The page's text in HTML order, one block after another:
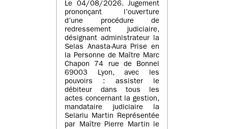
Le 04/08/2026. Jugement
prononçant l’ouverture
d’une procédure de
redressement judiciaire,
désignant administrateur la
Selas Anasta-Aura Prise en
la Personne de Maître Marc
Chapon 74 rue de Bonnel
69003 Lyon, avec les
pouvoirs : assister le
débiteur dans tous les
actes concernant la gestion,
mandataire judiciaire la
Selarlu Martin Représentée
par Maître Pierre Martin le